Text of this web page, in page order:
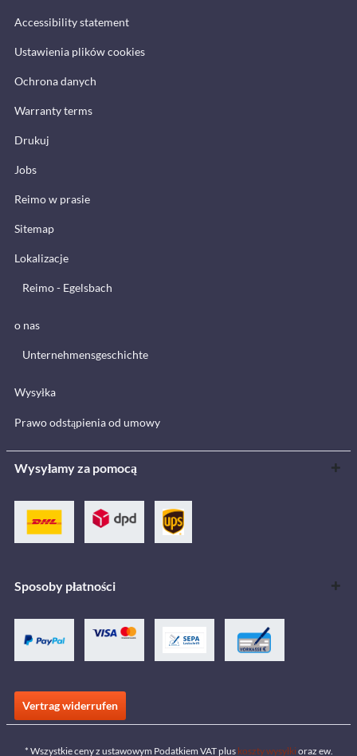
Accessibility statement
Ustawienia plików cookies
Ochrona danych
Warranty terms
Drukuj
Jobs
Reimo w prasie
Sitemap
Lokalizacje
Reimo - Egelsbach
o nas
Unternehmensgeschichte
Wysyłka
Prawo odstąpienia od umowy
Wysyłamy za pomocą
Sposoby płatności
Vertrag widerrufen
* Wszystkie ceny z ustawowym Podatkiem VAT plus koszty wysyłki oraz ew.